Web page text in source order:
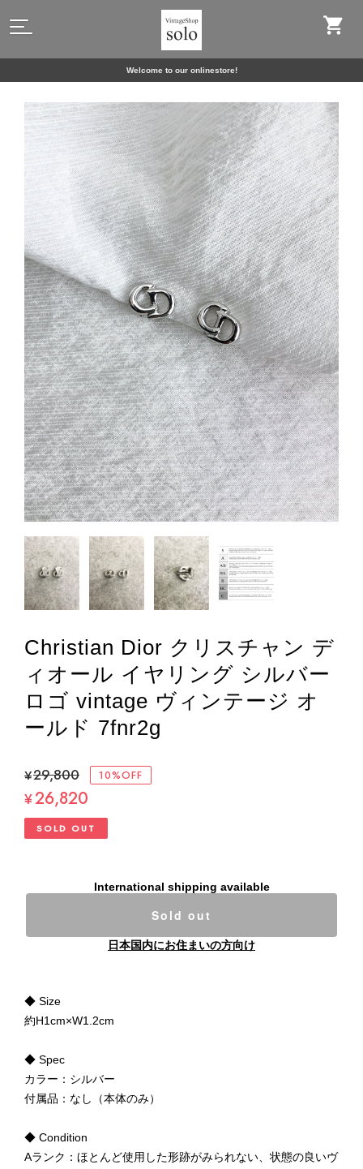
Welcome to our onlinestore!
Christian Dior クリスチャン デ
ィオール イヤリング シルバー
ロゴ vintage ヴィンテージ オ
ールド 7fnr2g
¥29,800 10%OFF
¥26,820
SOLD OUT
International shipping available
Sold out
日本国内にお住まいの方向け
◆ Size
約H1cm×W1.2cm
◆ Spec
カラー：シルバー
付属品：なし（本体のみ）
◆ Condition
Aランク：ほとんど使用した形跡がみられない、状態の良いヴ